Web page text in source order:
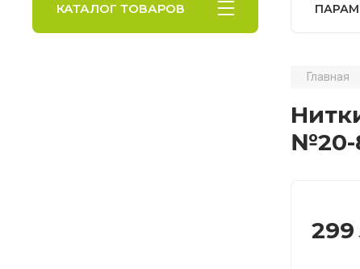
КАТАЛОГ ТОВАРОВ
Главная
№20-
299